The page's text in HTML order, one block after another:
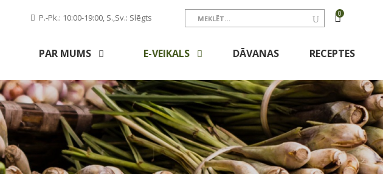
P.-Pk.: 10:00-19:00, S.,Sv.: Slēgts 0
PAR MUMS E-VEIKALS DĀVANAS RECEPTES